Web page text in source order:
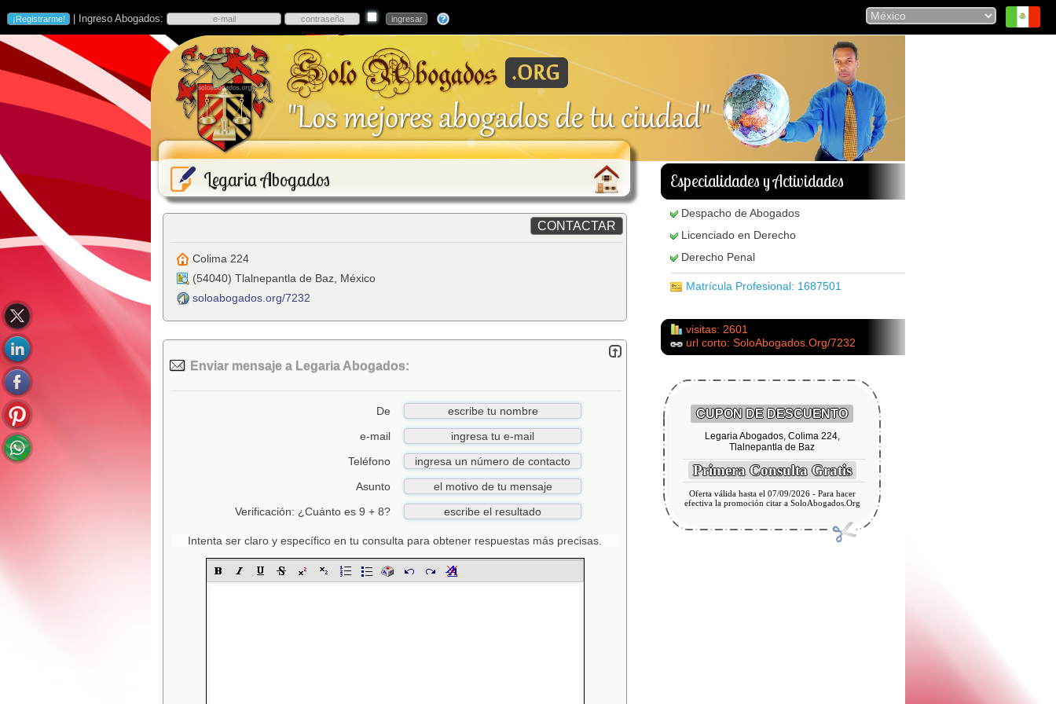
| Ingreso Abogados:
Legaria Abogados Especialidades y Actividades
Colima 224
(54040) Tlalnepantla de Baz México
soloabogados.org/7232
Enviar mensaje a Legaria Abogados:
De
e-mail
Teléfono
Asunto
Verificación: ¿Cuánto es 9 + 8?
Intenta ser claro y específico en tu consulta para obtener respuestas más precisas.
Despacho de Abogados
Licenciado en Derecho
Derecho Penal
Matrícula Profesional: 1687501
visitas: 2601
url corto: SoloAbogados.Org/7232
CUPON DE DESCUENTO
Legaria Abogados, Colima 224,
Tlalnepantla de Baz
Primera Consulta Gratis
Oferta válida hasta el 07/09/2026 - Para hacer
efectiva la promoción citar a SoloAbogados.Org